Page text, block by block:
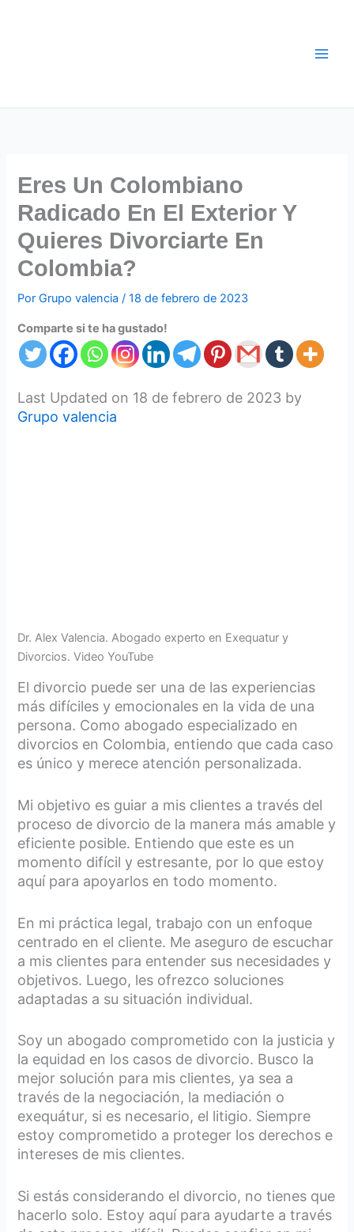
Eres Un Colombiano
Radicado En El Exterior Y
Quieres Divorciarte En
Colombia?
PorGrupo valencia/18 de febrero de 2023
Comparte si te ha gustado!
Last Updated on 18 de febrero de 2023 by
Grupo valencia
Dr. Alex Valencia. Abogado experto en Exequatur y
Divorcios. Video YouTube
El divorcio puede ser una de las experiencias
más difíciles y emocionales en la vida de una
persona. Como abogado especializado en
divorcios en Colombia, entiendo que cada caso
es único y merece atención personalizada.
Mi objetivo es guiar a mis clientes a través del
proceso de divorcio de la manera más amable y
eficiente posible. Entiendo que este es un
momento difícil y estresante, por lo que estoy
aquí para apoyarlos en todo momento.
En mi práctica legal, trabajo con un enfoque
centrado en el cliente. Me aseguro de escuchar
a mis clientes para entender sus necesidades y
objetivos. Luego, les ofrezco soluciones
adaptadas a su situación individual.
Soy un abogado comprometido con la justicia y
la equidad en los casos de divorcio. Busco la
mejor solución para mis clientes, ya sea a
través de la negociación, la mediación o
exequátur, si es necesario, el litigio. Siempre
estoy comprometido a proteger los derechos e
intereses de mis clientes.
Si estás considerando el divorcio, no tienes que
hacerlo solo. Estoy aquí para ayudarte a través